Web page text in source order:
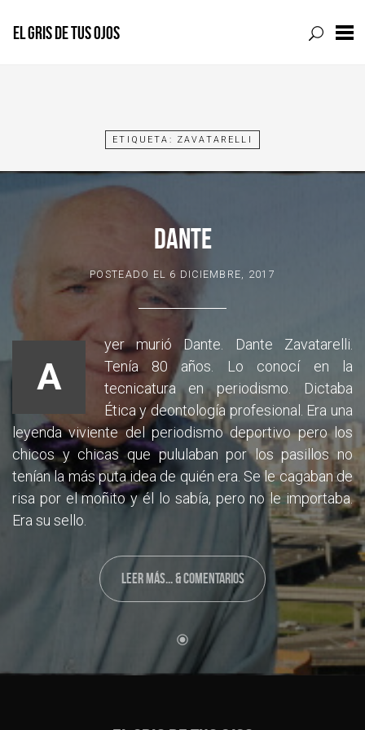
EL GRIS DE TUS OJOS
ETIQUETA: ZAVATARELLI
DANTE
POSTEADO EL 6 DICIEMBRE, 2017
A
yer murió Dante. Dante Zavatarelli.
Tenía 80 años. Lo conocí en la
tecnicatura en periodismo. Dictaba
Ética y deontología profesional. Era una
leyenda viviente del periodismo deportivo pero los
chicos y chicas que pululaban por los pasillos no
tenían la más puta idea de quién era. Se le cagaban de
risa por el moñito y él lo sabía, pero no le importaba.
Era su sello.
LEER MÁS... & COMENTARIOS